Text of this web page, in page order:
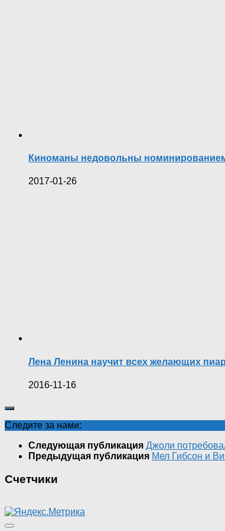
Киноманы недовольны
2017-01-26
Лена Ленина научит всех желающих
2016-11-16
Следите за нами:
Следующая публикация Джоли
Предыдущая публикация Мел Гибсон и
Счетчики